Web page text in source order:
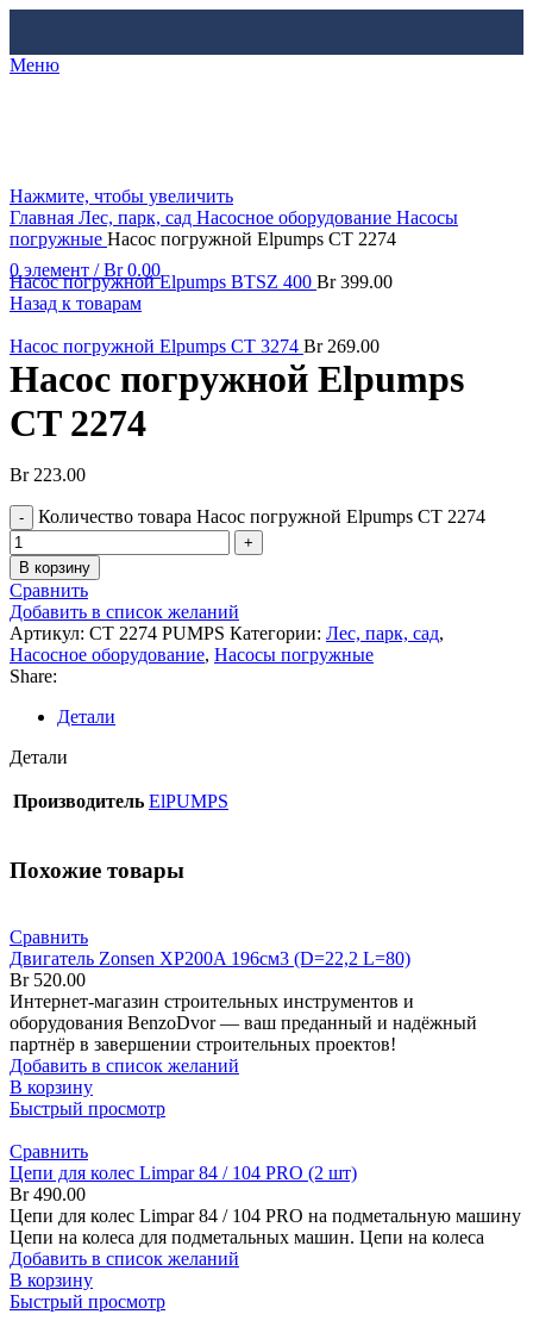
Меню
0 элемент / Br0.00
Нажмите, чтобы увеличить
Главная Лес, парк, сад Насосное оборудование Насосы
погружные Насос погружной Elpumps CT 2274
Насос погружной Elpumps BTSZ 400 Br399.00
Назад к товарам
Насос погружной Elpumps CT 3274 Br269.00
Насос погружной Elpumps
CT 2274
Br223.00
Количество товара Насос погружной Elpumps CT 2274
В корзину
Сравнить
Добавить в список желаний
Артикул: CT 2274 PUMPS Категории: Лес, парк, сад,
Насосное оборудование, Насосы погружные
Share:
Детали
Детали
Производитель ElPUMPS
Похожие товары
Сравнить
Двигатель Zonsen XP200A 196см3 (D=22,2 L=80)
Br520.00
Интернет-магазин строительных инструментов и
оборудования BenzoDvor — ваш преданный и надёжный
партнёр в завершении строительных проектов!
Добавить в список желаний
В корзину
Быстрый просмотр
Сравнить
Цепи для колес Limpar 84 / 104 PRO (2 шт)
Br490.00
Цепи для колес Limpar 84 / 104 PRO на подметальную машину
Цепи на колеса для подметальных машин. Цепи на колеса
Добавить в список желаний
В корзину
Быстрый просмотр